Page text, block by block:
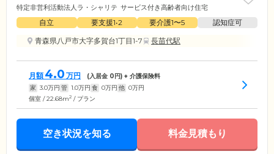
特定非営利活動法人ラ・シャリテ サービス付き高齢者向け住宅
自立 要支援1•2 要介護1〜5
認知症可
青森県八戸市大字多賀台1丁目1-7
長苗代駅
月額 4.0 万円 (入居金 0円) + 介護保険料
家 3.0万円 管 1.0万円 食 0万円 他 0万円
個室 / 22.68m2 / プラン
空き状況を知る 料金見積もり